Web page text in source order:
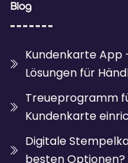
Blog
Kundenkarte
Lösungen für
Treueprogramm
Kundenkarte
Digitale
besten Optionen?